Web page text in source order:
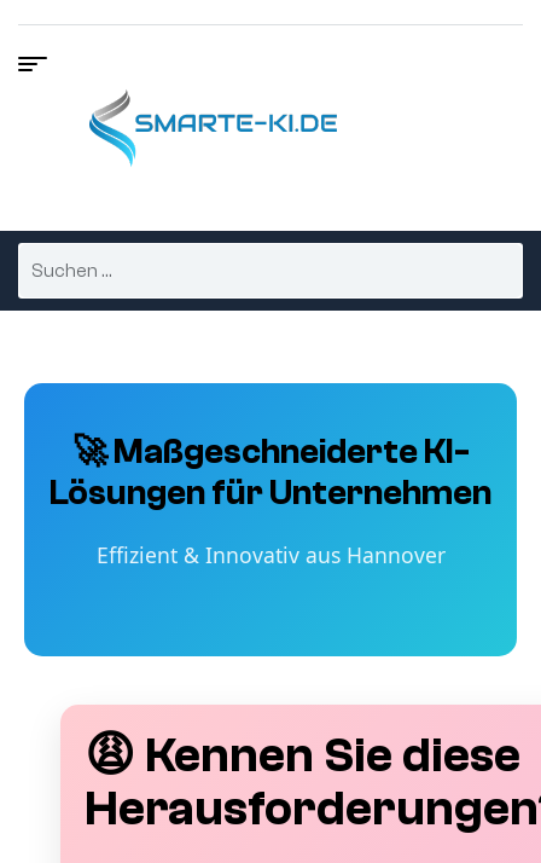
🚀 Maßgeschneiderte KI-
Lösungen für Unternehmen
Effizient & Innovativ aus Hannover
😩 Kennen Sie diese